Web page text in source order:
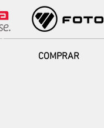
COMPRAR